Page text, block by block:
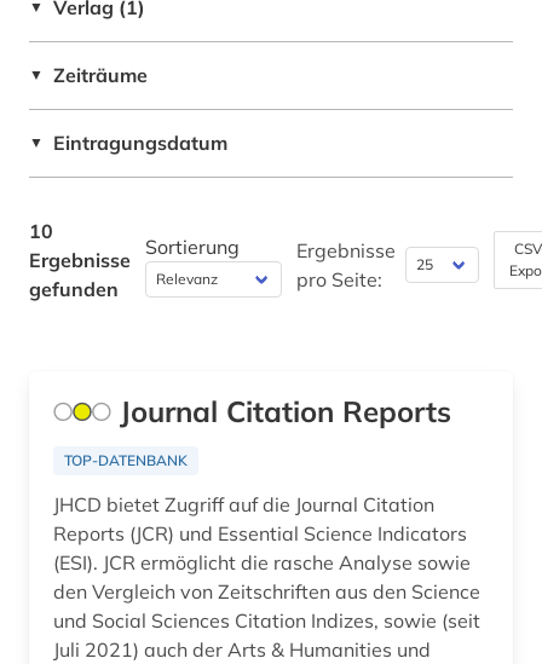
▼ Verlag (1)
▼ Zeiträume
▼ Eintragungsdatum
10
Ergebnisse
gefunden
Sortierung
Ergebnisse
pro Seite:
Journal Citation Reports
TOP-DATENBANK
JHCD bietet Zugriff auf die Journal Citation
Reports (JCR) und Essential Science Indicators
(ESI). JCR ermöglicht die rasche Analyse sowie
den Vergleich von Zeitschriften aus den Science
und Social Sciences Citation Indizes, sowie (seit
Juli 2021) auch der Arts & Humanities und